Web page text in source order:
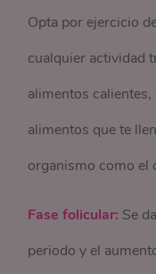
Opta por ejercicio
cualquier actividad
alimentos
alimentos que te
organismo como el
Fase folicular: Se
periodo y el